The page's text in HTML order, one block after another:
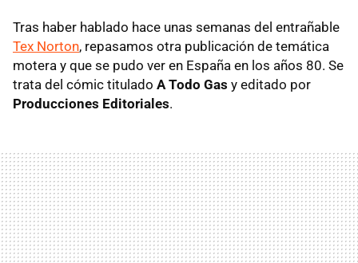
Tras haber hablado hace unas semanas del entrañable
Tex Norton, repasamos otra publicación de temática
motera y que se pudo ver en España en los años 80. Se
trata del cómic titulado A Todo Gas y editado por
Producciones Editoriales.